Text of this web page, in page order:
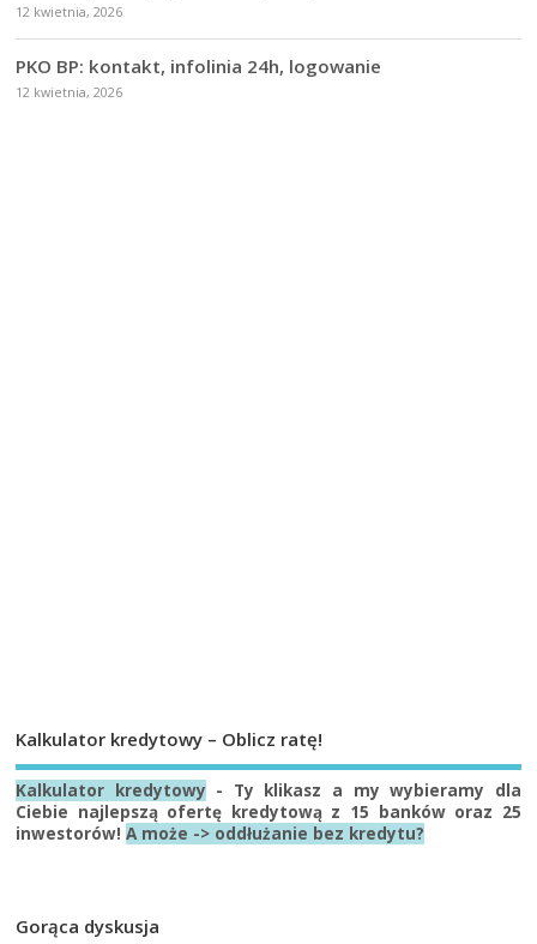
12 kwietnia, 2026
PKO BP: kontakt, infolinia 24h, logowanie
12 kwietnia, 2026
Kalkulator kredytowy – Oblicz ratę!
Kalkulator kredytowy - Ty klikasz a my wybieramy dla
Ciebie najlepszą ofertę kredytową z 15 banków oraz 25
inwestorów!A może -> oddłużanie bez kredytu?
Gorąca dyskusja